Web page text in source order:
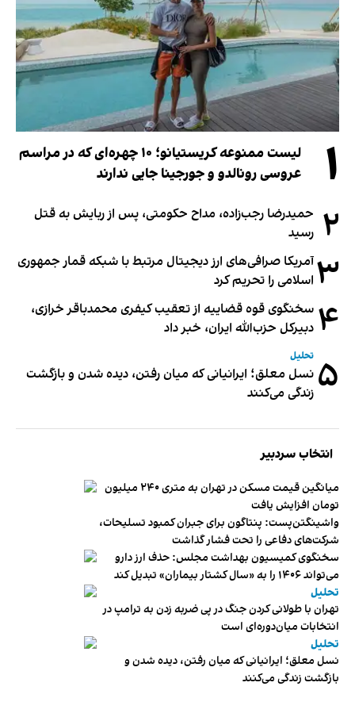
۱
لیست ممنوعه کریستیانو؛ ۱۰ چهره‌ای که در مراسم
عروسی رونالدو و جورجینا جایی ندارند
۲ حمیدرضا رجب‌زاده، مداح حکومتی، پس از ربایش به قتل
رسید
۳آمریکا صرافی‌های ارز دیجیتال مرتبط با شبکه قمار جمهوری
اسلامی را تحریم کرد
۴ سخنگوی قوه قضاییه از تعقیب کیفری محمدباقر خرازی،
دبیر‌کل حزب‌الله ایران، خبر داد
۵ تحلیل
نسل معلق؛ ایرانیانی که میان رفتن، دیده شدن و بازگشت
زندگی می‌کنند
انتخاب سردبیر
میانگین قیمت مسکن در تهران به متری ۲۴۰ میلیون
تومان افزایش یافت
واشینگتن‌پست: پنتاگون برای جبران کمبود تسلیحات،
شرکت‌های دفاعی را تحت فشار گذاشت
سخنگوی کمیسیون بهداشت مجلس: حذف ارز دارو
می‌تواند ۱۴۰۶ را به «سال کشتار بیماران» تبدیل کند
تحلیل
تهران با طولانی کردن جنگ در پی ضربه زدن به ترامپ در
انتخابات میان‌دوره‌ای است
تحلیل
نسل معلق؛ ایرانیانی که میان رفتن، دیده شدن و
بازگشت زندگی می‌کنند